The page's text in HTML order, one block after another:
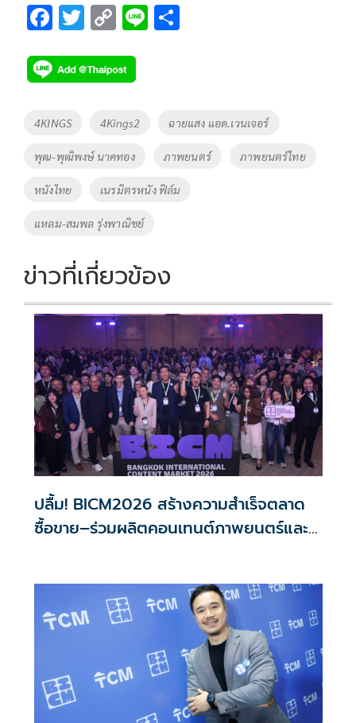
F
e
b
o
k
T
tt
er
C
p
y
Li
k
Li
Tags
4KINGS 4Kings2 ฉายแสง แอด.เวนเจอร์
พุฒ-พุฒิพงษ์ นาคทอง ภาพยนตร์ ภาพยนตร์ไทย
หนังไทย เนรมิตรหนัง ฟิล์ม
แหลม-สมพล รุ่งพาณิชย์
ข่าวที่เกี่ยวข้อง
ปลื้ม! BICM2026 สร้างความสำเร็จตลาด
ซื้อขาย–ร่วมผลิตคอนเทนต์ภาพยนตร์และซี